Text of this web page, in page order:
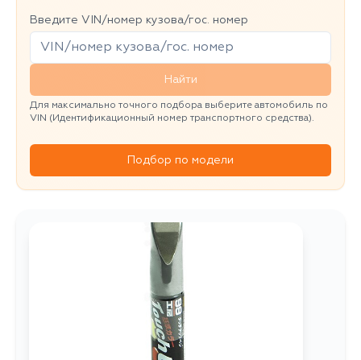
Введите VIN/номер кузова/гос. номер
Найти
Для максимально точного подбора выберите автомобиль по
VIN (Идентификационный номер транспортного средства).
Подбор по модели